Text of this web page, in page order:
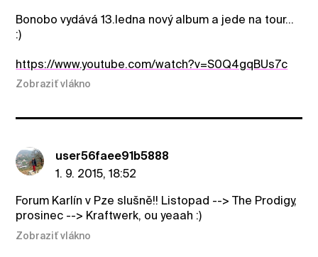
Bonobo vydává 13.ledna nový album a jede na tour...
:)
https://www.youtube.com/watch?v=S0Q4gqBUs7c
Zobraziť vlákno
user56faee91b5888
1. 9. 2015, 18:52
Forum Karlín v Pze slušně!! Listopad --> The Prodigy,
prosinec --> Kraftwerk, ou yeaah :)
Zobraziť vlákno